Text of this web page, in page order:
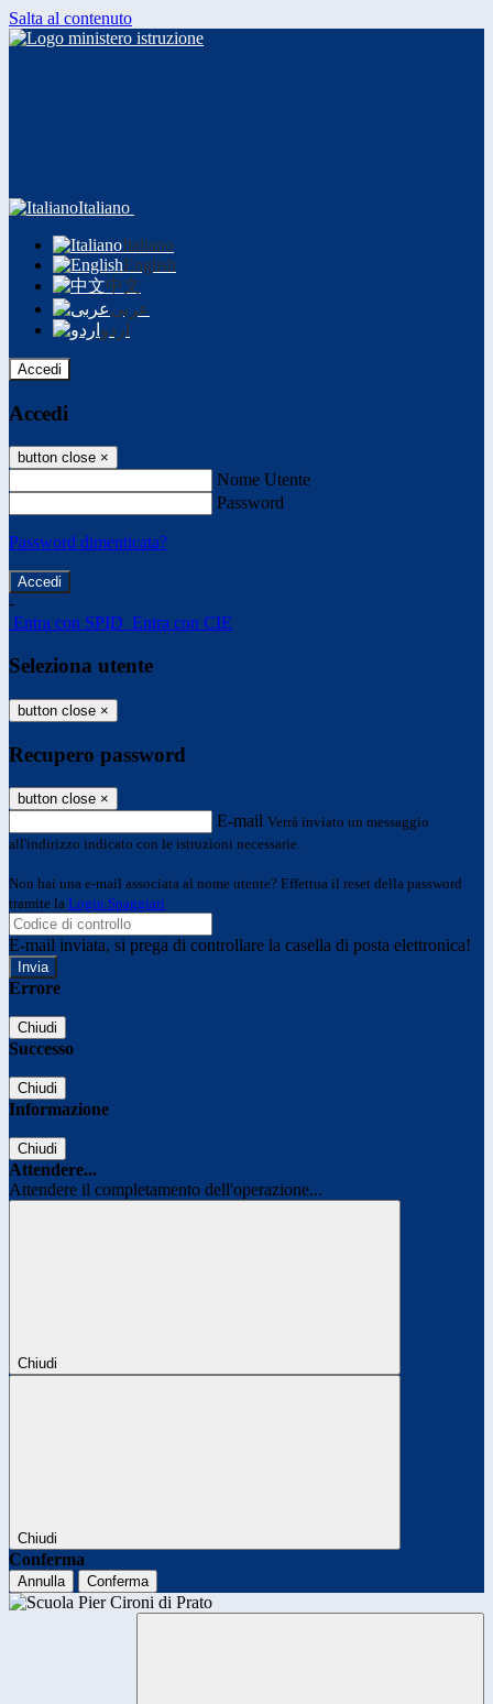
Salta al contenuto
Italiano
Italiano
English
中文
عربى
اردو
Accedi
Accedi
button close ×
Nome Utente
Password
Password dimenticata?
-
Entra con SPID Entra con CIE
Seleziona utente
button close ×
Recupero password
button close ×
E-mail Verrà inviato un messaggio
all'indirizzo indicato con le istruzioni necessarie.
Non hai una e-mail associata al nome utente? Effettua il reset della password
tramite la Login Spaggiari
E-mail inviata, si prega di controllare la casella di posta elettronica!
Errore
Chiudi
Successo
Chiudi
Informazione
Chiudi
Attendere...
Attendere il completamento dell'operazione...
Chiudi
Chiudi
Conferma
Annulla Conferma